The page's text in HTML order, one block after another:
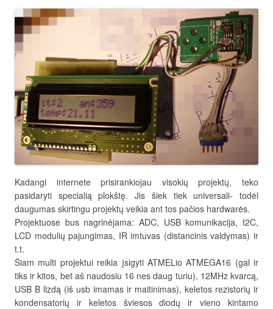
Kadangi internete prisirankiojau visokių projektų, teko
pasidaryti specialią plokštę. Jis šiek tiek universali- todėl
daugumas skirtingu projektų veikia ant tos pačios hardwarės.
Projektuose bus nagrinėjama: ADC, USB komunikacija, I2C,
LCD modulių pajungimas, IR imtuvas (distancinis valdymas) ir
t.t.
Šiam multi projektui reikia įsigyti ATMELio ATMEGA16 (gal ir
tiks ir kitos, bet aš naudosiu 16 nes daug turiu), 12MHz kvarcą,
USB B lizdą (iš usb imamas ir maitinimas), keletos rezistorių ir
kondensatorių ir keletos šviesos diodų ir vieno kintamo